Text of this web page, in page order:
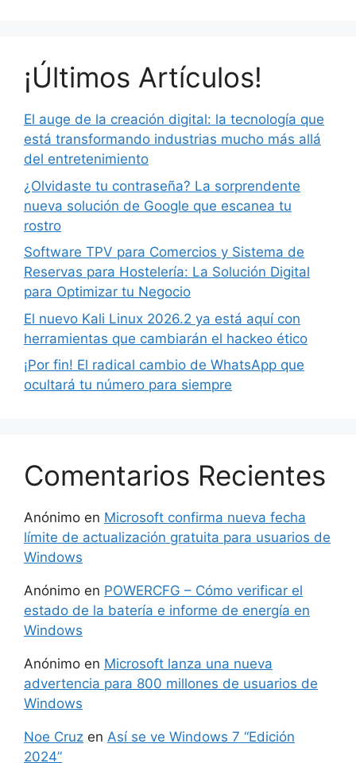
¡Últimos Artículos!
El auge de la creación digital: la tecnología que
está transformando industrias mucho más allá
del entretenimiento
¿Olvidaste tu contraseña? La sorprendente
nueva solución de Google que escanea tu
rostro
Software TPV para Comercios y Sistema de
Reservas para Hostelería: La Solución Digital
para Optimizar tu Negocio
El nuevo Kali Linux 2026.2 ya está aquí con
herramientas que cambiarán el hackeo ético
¡Por fin! El radical cambio de WhatsApp que
ocultará tu número para siempre
Comentarios Recientes
Anónimo en Microsoft confirma nueva fecha
límite de actualización gratuita para usuarios de
Windows
Anónimo en POWERCFG – Cómo verificar el
estado de la batería e informe de energía en
Windows
Anónimo en Microsoft lanza una nueva
advertencia para 800 millones de usuarios de
Windows
Noe Cruz en Así se ve Windows 7 “Edición
2024”